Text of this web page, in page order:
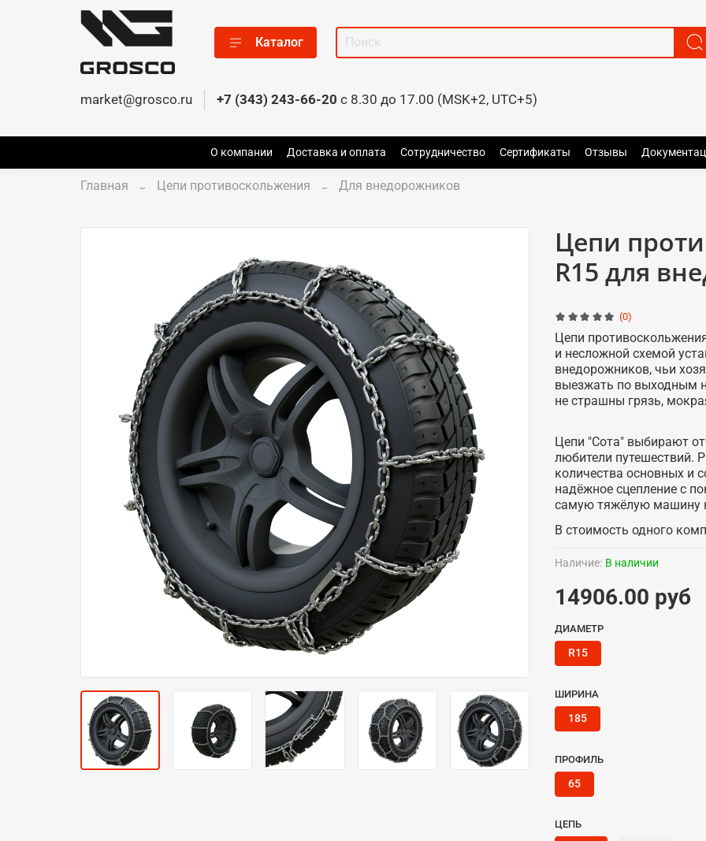
Каталог
market@grosco.ru +7 (343) 243-66-20 c 8.30 до 17.00 (MSK+2, UTC+5)
О компании Доставка и оплата Сотрудничество Сертификаты Отзывы
Главная Цепи противоскольжения Для внедорожников
(0)
Наличие: В наличии
Цепи
R15 для
14906.00 руб
ДИАМЕТР
R15
ШИРИНА
185
ПРОФИЛЬ
65
ЦЕПЬ
Цепи
и несложной схемой
внедорожников, чьи
выезжать по выходным
не страшны грязь,
Цепи "Сота" выбирают
любители путешествий.
количества основных и
надёжное сцепление с
самую тяжёлую машину
В стоимость одного